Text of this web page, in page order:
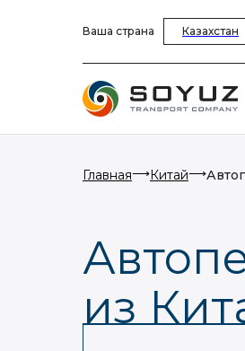
Ваша страна Казахстан
Главная⟶Китай⟶
из